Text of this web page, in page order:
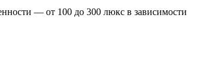
— от 100 до 300 люкс в зависимости